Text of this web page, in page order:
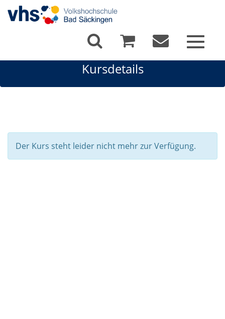
Toggle
Kursdetails
Der Kurs steht leider nicht mehr zur Verfügung.